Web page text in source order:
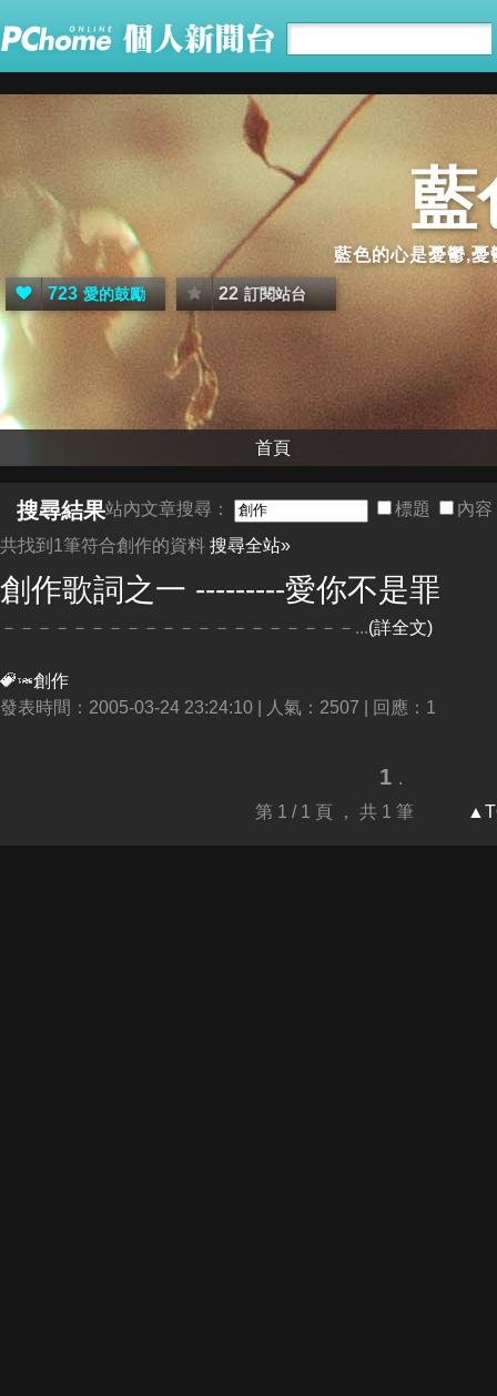
藍
藍色的心是憂鬱,憂
723 愛的鼓勵 22 訂閱站台
首頁
搜尋結果站內文章搜尋： 標題
內容
共找到1筆符合創作的資料 搜尋全站»
創作歌詞之一 ---------愛你不是罪
－－－－－－－－－－－－－－－－－－－－...(詳全文)
創作
發表時間：2005-03-24 23:24:10 | 人氣：2507 | 回應：1
1 .
第 1 / 1 頁 ， 共 1 筆